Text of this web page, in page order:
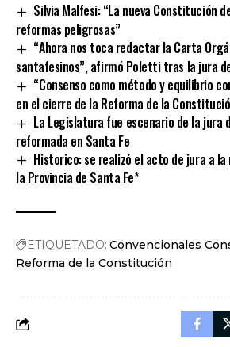
Silvia Malfesi: “La nueva Constitución
reformas peligrosas”
“Ahora nos toca redactar la Carta
santafesinos”, afirmó Poletti tras la jura
“Consenso como método y equilibrio
en el cierre de la Reforma de la
La Legislatura fue escenario de la jura
reformada en Santa Fe
Historico: se realizó el acto de jura a
la Provincia de Santa Fe*
ETIQUETADO: Convencionales
Reforma de la Constitución